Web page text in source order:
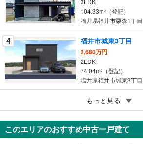
保
存
す
る
104.33m2
（登記）
福井県福井市栗森1丁目
4 福井市城東3丁目
2,680万円
2LDK
74.04m2
（登記）
福井県福井市城東3丁目
福井市文京3丁目
2,980万円
3LDK
89.54m2
福井県福井市文京3丁目
もっと見る
このエリアのおすすめ中古一戸建て